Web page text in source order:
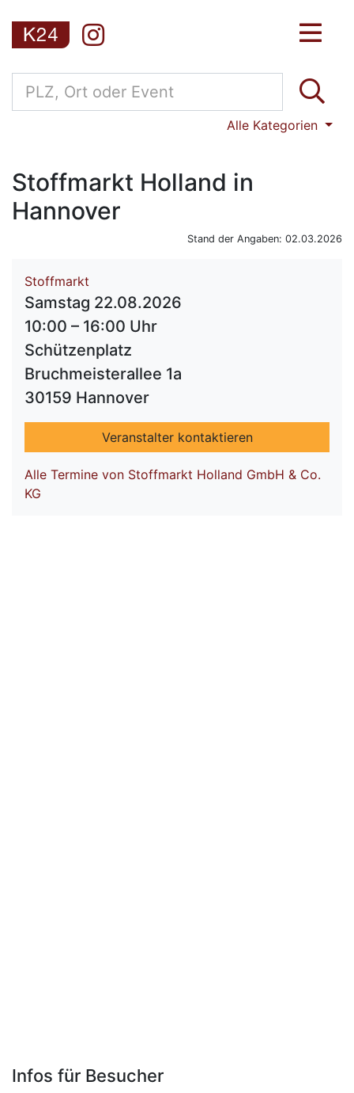
Alle Kategorien
Stoffmarkt Holland in
Hannover
Stand der Angaben: 02.03.2026
Stoffmarkt
Samstag 22.08.2026
10:00 – 16:00 Uhr
Schützenplatz
Bruchmeisterallee 1a
30159 Hannover
Veranstalter kontaktieren
Alle Termine von Stoffmarkt Holland GmbH & Co.
KG
Infos für Besucher